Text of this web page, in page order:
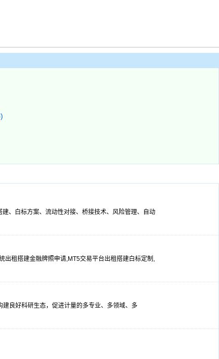
、白标方案、流动性对接、桥接技术、风险管理、自动
出租搭建金融牌照申请,MT5交易平台出租搭建白标定制,
建良好科研生态，促进计量的多专业、多领域、多